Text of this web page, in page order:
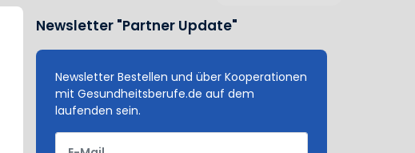
Newsletter "Partner Update"
Newsletter Bestellen und über Kooperationen
mit Gesundheitsberufe.de auf dem
laufenden sein.
E-Mail